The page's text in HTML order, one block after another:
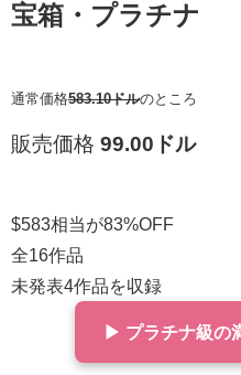
宝箱・プラチナ
通常価格583.10ドルのところ
販売価格 99.00ドル
$583相当が83%OFF
全16作品
未発表4作品を収録
▶ プラチナ級の